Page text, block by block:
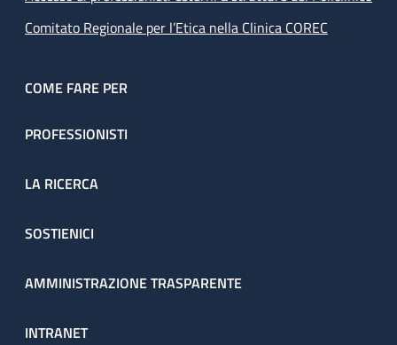
Comitato Regionale per l’Etica nella Clinica COREC
COME FARE PER
PROFESSIONISTI
LA RICERCA
SOSTIENICI
AMMINISTRAZIONE TRASPARENTE
INTRANET